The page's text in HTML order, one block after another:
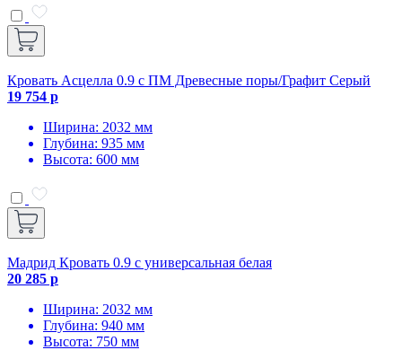
Кровать Асцелла 0.9 с ПМ Древесные поры/Графит Серый
19 754 р
Ширина: 2032 мм
Глубина: 935 мм
Высота: 600 мм
Мадрид Кровать 0.9 с универсальная белая
20 285 р
Ширина: 2032 мм
Глубина: 940 мм
Высота: 750 мм